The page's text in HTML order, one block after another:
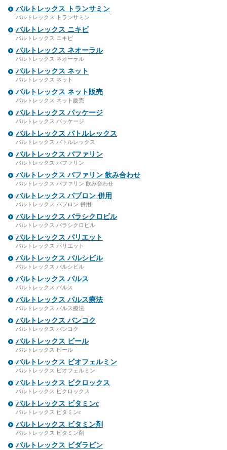
バルトレックス トランサミン
バルトレックス トランサミン
バルトレックス ニキビ
バルトレックス ニキビ
バルトレックス ネオーラル
バルトレックス ネオーラル
バルトレックス ネット
バルトレックス ネット
バルトレックス ネット販売
バルトレックス ネット販売
バルトレックス パッケージ
バルトレックス パッケージ
バルトレックス バトルレックス
バルトレックス バトルレックス
バルトレックス バファリン
バルトレックス バファリン
バルトレックス バファリン 飲み合わせ
バルトレックス バファリン 飲み合わせ
バルトレックス パブロン 併用
バルトレックス パブロン 併用
バルトレックス バラシクロビル
バルトレックス バラシクロビル
バルトレックス パリエット
バルトレックス パリエット
バルトレックス バルシビル
バルトレックス バルシビル
バルトレックス パルス
バルトレックス パルス
バルトレックス パルス療法
バルトレックス パルス療法
バルトレックス バンコク
バルトレックス バンコク
バルトレックス ビール
バルトレックス ビール
バルトレックス ビオフェルミン
バルトレックス ビオフェルミン
バルトレックス ビクロックス
バルトレックス ビクロックス
バルトレックス ビタミンc
バルトレックス ビタミンc
バルトレックス ビタミン剤
バルトレックス ビタミン剤
バルトレックス ビダラビン